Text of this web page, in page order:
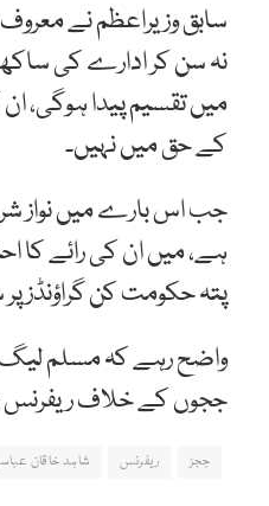
سابق وزیراعظم نے
نہ سن کر ادارے کی
میں تقسیم پیدا ہوگی،
کے حق میں نہیں۔
جب اس بارے میں نواز
ہے، میں ان کی رائے کا
پتہ حکومت کن گراؤنڈز
واضح رہے کہ مسلم لیگ
ججوں کے خلاف ریفرنس
ججز ریفرنس شاہد خاقان